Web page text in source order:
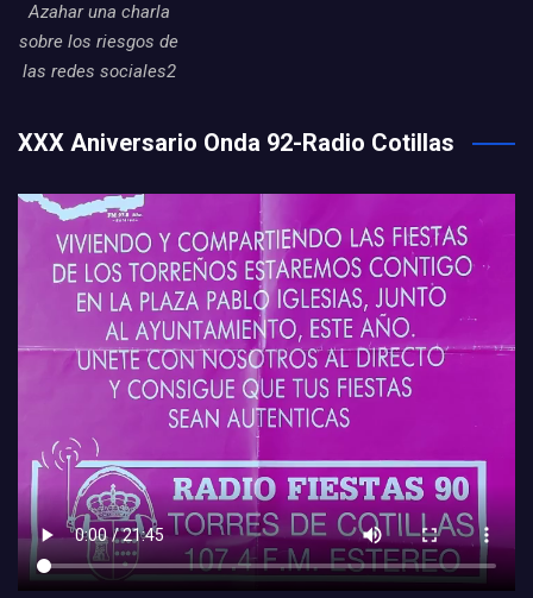
Azahar una charla
sobre los riesgos de
las redes sociales2
XXX Aniversario Onda 92-Radio Cotillas